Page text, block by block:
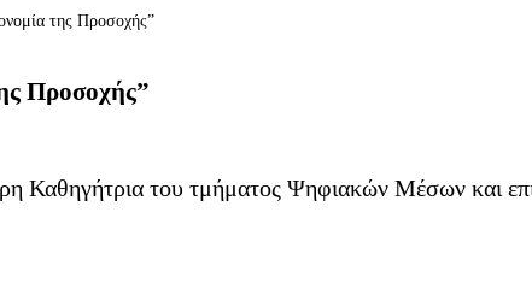
της Προσοχής”
Προσοχής”
Καθηγήτρια του τμήματος Ψηφιακών Μέσων και